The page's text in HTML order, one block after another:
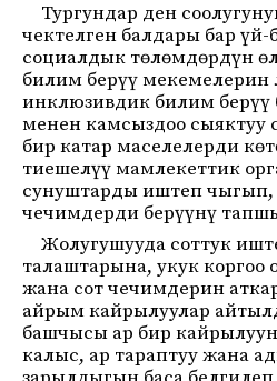
Тургундар ден
чектелген балдары бар үй-
социалдык төлөмдөрдүн
билим берүү мекемелерин
инклюзивдик билим берүү
менен камсыздоо сыяктуу
бир катар маселелерди
тиешелүү мамлекеттик
сунуштарды иштеп
чечимдерди берүүнү
Жолугушууда соттук
талаштарына, укук
жана сот чечимдерин
айрым кайрылуулар
башчысы ар бир
калыс, ар тараптуу жана